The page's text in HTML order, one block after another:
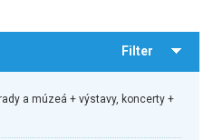
Filter
a múzeá + výstavy, koncerty +